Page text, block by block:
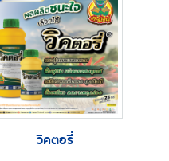
วิคตอรี่